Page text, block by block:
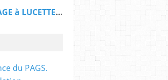
HOMMAGE à LUCETTE HADJ ALI
du PAGS.